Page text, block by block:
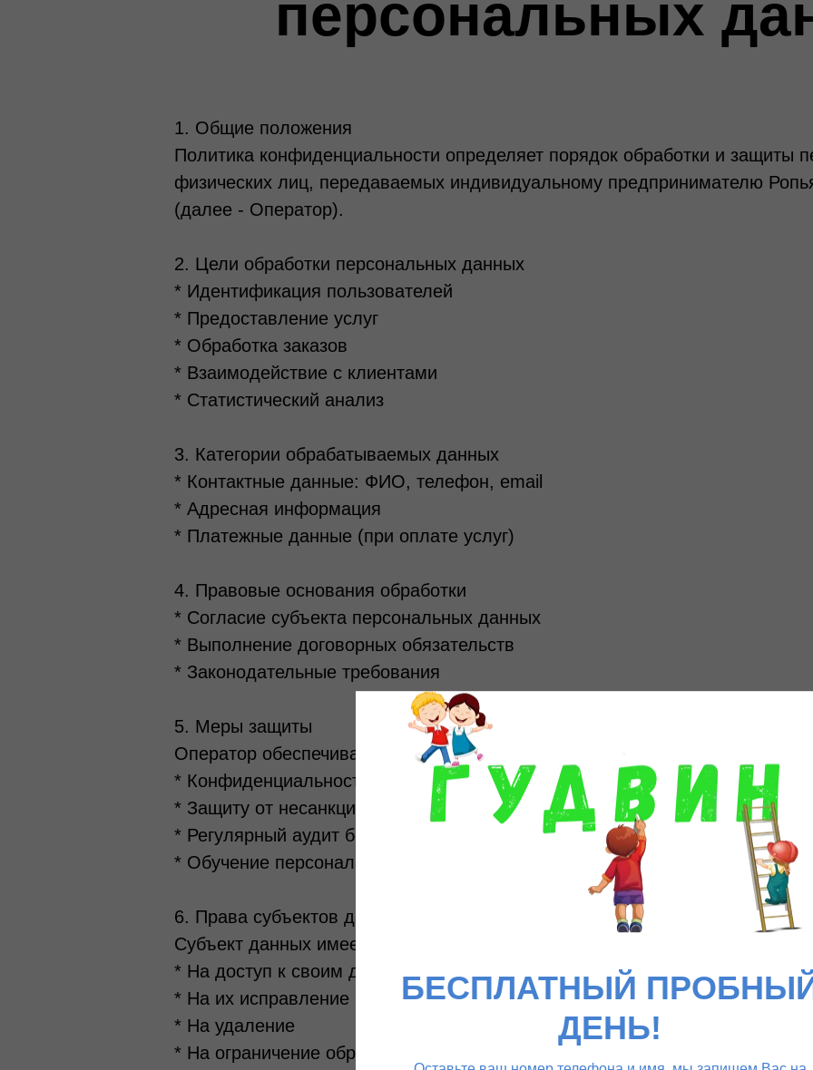
персональных
1. Общие положения
Политика конфиденциальности определяет порядок обработки и защиты
физических лиц, передаваемых индивидуальному предпринимателю
(далее - Оператор).
2. Цели обработки персональных данных
* Идентификация пользователей
* Предоставление услуг
* Обработка заказов
* Взаимодействие с клиентами
* Статистический анализ
3. Категории обрабатываемых данных
* Контактные данные: ФИО, телефон, email
* Адресная информация
* Платежные данные (при оплате услуг)
4. Правовые основания обработки
* Согласие субъекта персональных данных
* Выполнение договорных обязательств
* Законодательные требования
5. Меры защиты
Оператор обеспечивает:
* Конфиденциальность данных
* Защиту от несанкционированного доступа
* Регулярный аудит безопасности
* Обучение персонала
6. Права субъектов данных
Субъект данных имеет право:
* На доступ к своим данным
* На их исправление
* На удаление
* На ограничение обработки
БЕСПЛАТНЫЙ
ДЕНЬ!